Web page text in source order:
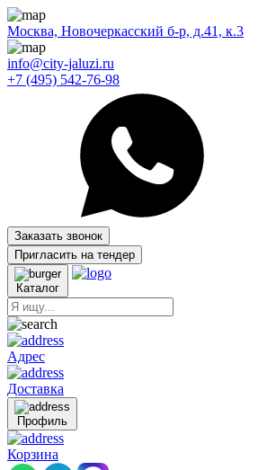
Москва, Новочеркасский б-р, д.41, к.3
info@city-jaluzi.ru
+7 (495) 542-76-98
Заказать звонок
Пригласить на тендер
Каталог
Адрес
Доставка
Профиль
Корзина